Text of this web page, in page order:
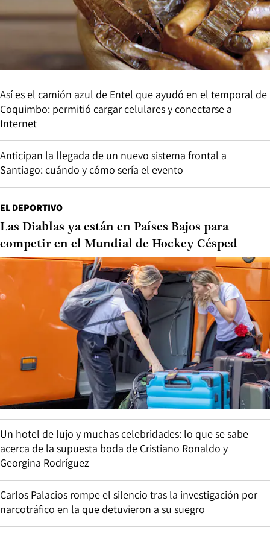
Así es el camión azul de Entel que ayudó en el temporal de
Coquimbo: permitió cargar celulares y conectarse a
Internet
Anticipan la llegada de un nuevo sistema frontal a
Santiago: cuándo y cómo sería el evento
EL DEPORTIVO
Las Diablas ya están en Países Bajos para
competir en el Mundial de Hockey Césped
Un hotel de lujo y muchas celebridades: lo que se sabe
acerca de la supuesta boda de Cristiano Ronaldo y
Georgina Rodríguez
Carlos Palacios rompe el silencio tras la investigación por
narcotráfico en la que detuvieron a su suegro